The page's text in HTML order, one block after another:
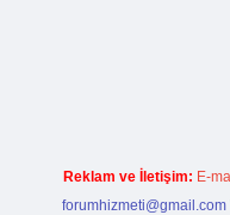
Reklam ve İletişim: E-
forumhizmeti@gmail.com